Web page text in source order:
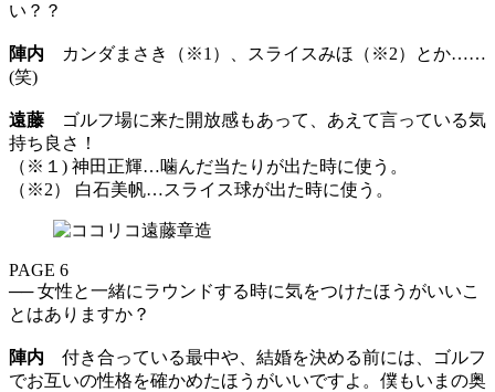
い？？
陣内 カンダまさき（※1）、スライスみほ（※2）とか……
(笑)
遠藤 ゴルフ場に来た開放感もあって、あえて言っている気
持ち良さ！
（※１) 神田正輝…噛んだ当たりが出た時に使う。
（※2） 白石美帆…スライス球が出た時に使う。
PAGE 6
── 女性と一緒にラウンドする時に気をつけたほうがいいこ
とはありますか？
陣内 付き合っている最中や、結婚を決める前には、ゴルフ
でお互いの性格を確かめたほうがいいですよ。僕もいまの奥